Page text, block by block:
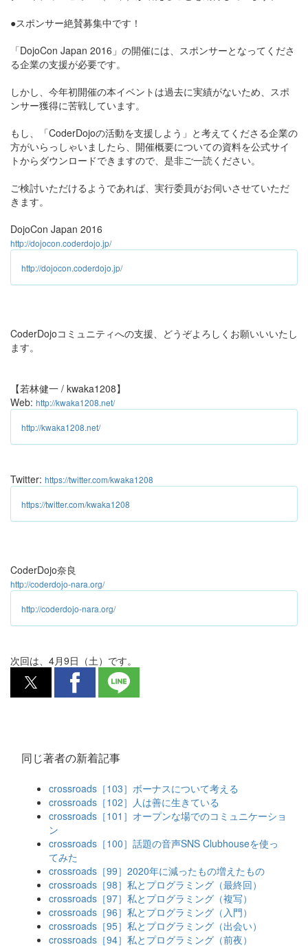
●スポンサー絶賛募集中です！
「DojoCon Japan 2016」の開催には、スポンサーとなってくださ
る企業の支援が必要です。
しかし、今年初開催の本イベントは過去に実績がないため、スポ
ンサー獲得に苦戦しています。
もし、「CoderDojoの活動を支援しよう」と考えてくださる企業の
方がいらっしゃいましたら、開催概要についての資料を公式サイ
トからダウンロードできますので、是非ご一読ください。
ご検討いただけるようであれば、実行委員がお伺いさせていただ
きます。
DojoCon Japan 2016
http://dojocon.coderdojo.jp/
http://dojocon.coderdojo.jp/
CoderDojoコミュニティへの支援、どうぞよろしくお願いいいたし
ます。
【若林健一 / kwaka1208】
Web: http://kwaka1208.net/
http://kwaka1208.net/
Twitter: https://twitter.com/kwaka1208
https://twitter.com/kwaka1208
CoderDojo奈良
http://coderdojo-nara.org/
http://coderdojo-nara.org/
次回は、4月9日（土）です。
同じ著者の新着記事
crossroads［103］ボーナスについて考える
crossroads［102］人は善に生きている
crossroads［101］オープンな場でのコミュニケーショ
ン
crossroads［100］話題の音声SNS Clubhouseを使っ
てみた
crossroads［99］2020年に減ったもの増えたもの
crossroads［98］私とプログラミング（最終回）
crossroads［97］私とプログラミング（複写）
crossroads［96］私とプログラミング（入門）
crossroads［95］私とプログラミング（出会い）
crossroads［94］私とプログラミング（前夜）